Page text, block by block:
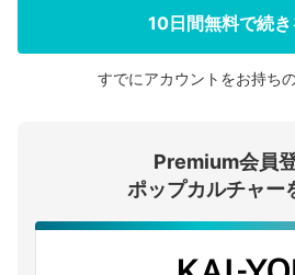
会員登録する
ログインす
10日間無料で続
すでにアカウントをお持ち
Premium会員
ポップカルチャー